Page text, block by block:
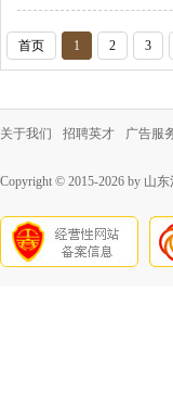
首页 1 2 3
关于我们 招聘英才 广告服
Copyright © 2015-2026 by 山东